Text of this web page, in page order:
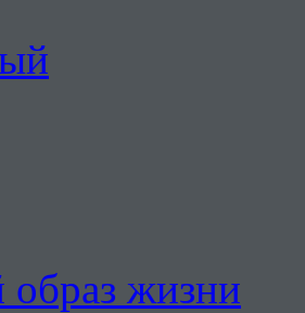
образ жизни